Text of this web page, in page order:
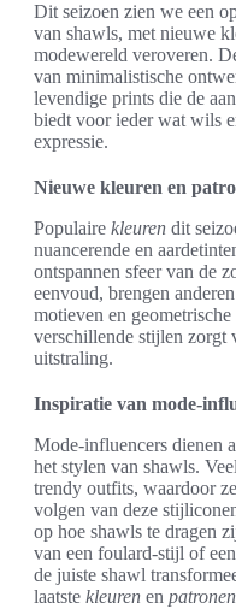
Dit seizoen zien we een
van shawls, met nieuwe
modewereld veroveren.
van minimalistische
levendige prints die de
biedt voor ieder wat wils
expressie.
Nieuwe kleuren en
Populaire kleuren dit
nuancerende en
ontspannen sfeer van de
eenvoud, brengen
motieven en
verschillende stijlen zorgt
uitstraling.
Inspiratie van mode-
Mode-influencers dienen
het stylen van shawls.
trendy outfits, waardoor
volgen van deze
op hoe shawls te dragen
van een foulard-stijl of
de juiste shawl
laatste kleuren en patronen